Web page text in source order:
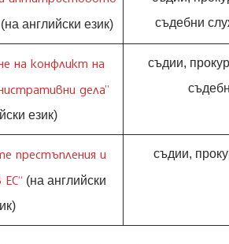
(на английски език)
съдебни
на конфликт на
дела”
език)
съдии,
престъпления и
(на английски
съдии,